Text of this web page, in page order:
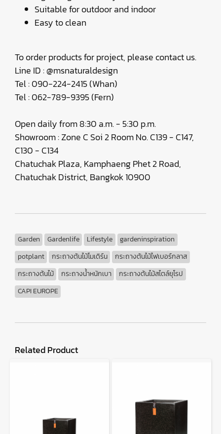
Suitable for outdoor and indoor
Easy to clean
To order products for project, please contact us.
Line ID : @msnaturaldesign
Tel : 090-224-2415 (Whan)
Tel : 062-789-9395 (Fern)
Open daily from 8:30 a.m. - 5:30 p.m.
Showroom : Zone C Soi 2 Room No. C139 - C147,
C130 - C134
Chatuchak Plaza, Kamphaeng Phet 2 Road,
Chatuchak District, Bangkok 10900
Garden Gardenlife Lifestyle
gardeninspiration
potplant
กระถางต้นไม้โมเดิร์น
กระถางต้นไม้ไฟเบอร์กลาส
กระถางต้นไม้
กระถางน้ำหนักเบา
กระถางต้นไม้สไตล์ยุโรป
CAPI EUROPE
Related Product